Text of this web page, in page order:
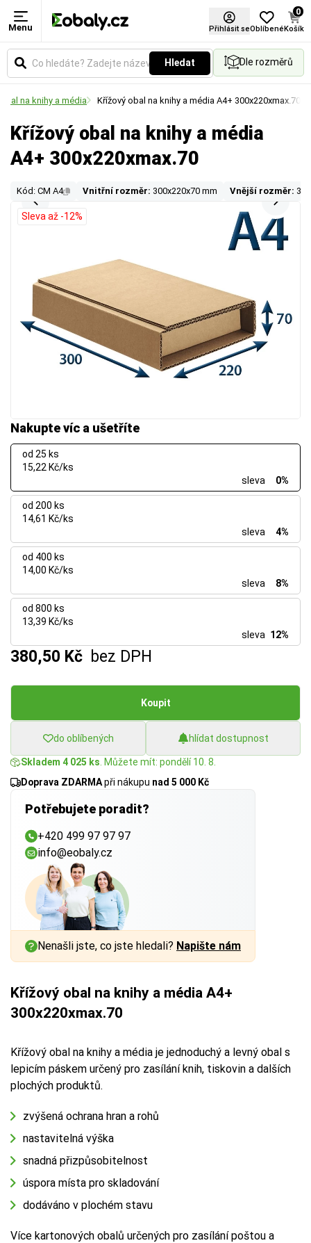
Menu Přihlásit seOblíbené
0
Košík
Hledat Dle rozměrů
na knihy a média Křížový obal na knihy a média A4+ 300x220xmax.70
Křížový obal na knihy a média
A4+ 300x220xmax.70
Kód: CM A4 Vnitřní rozměr: 300x220x70 mm Vnější rozměr:
Nakupte víc a ušetříte
od 25 ks
15,22 Kč/ks
sleva
0%
od 200 ks
14,61 Kč/ks
sleva
4%
od 400 ks
14,00 Kč/ks
sleva
8%
od 800 ks
13,39 Kč/ks
sleva 12%
380,50 Kč bez DPH
Koupit
do oblíbených hlídat dostupnost
Skladem 4 025 ks . Můžete mít: pondělí 10. 8.
Doprava ZDARMApři nákupu nad 5 000 Kč
Potřebujete poradit?
+420 499 97 97 97
info@eobaly.cz
Nenašli jste, co jste hledali? Napište nám
Sleva až -12%
Křížový obal na knihy a média A4+
300x220xmax.70
Křížový obal na knihy a média je jednoduchý a levný obal s
lepicím páskem určený pro zasílání knih, tiskovin a dalších
plochých produktů.
zvýšená ochrana hran a rohů
nastavitelná výška
snadná přizpůsobitelnost
úspora místa pro skladování
dodáváno v plochém stavu
Více kartonových obalů určených pro zasílání poštou a